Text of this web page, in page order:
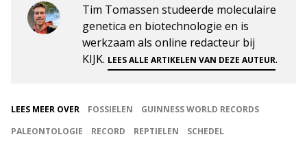
Tim Tomassen studeerde moleculaire
genetica en biotechnologie en is
werkzaam als online redacteur bij
KIJK. LEES ALLE ARTIKELEN VAN DEZE AUTEUR.
LEES MEER OVER FOSSIELEN
GUINNESS WORLD RECORDS
PALEONTOLOGIE
RECORD REPTIELEN SCHEDEL